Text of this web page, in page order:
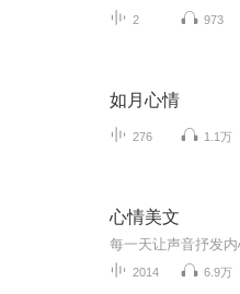
2 973
如月心情
276 1.1万
心情美文
2014 6.9万